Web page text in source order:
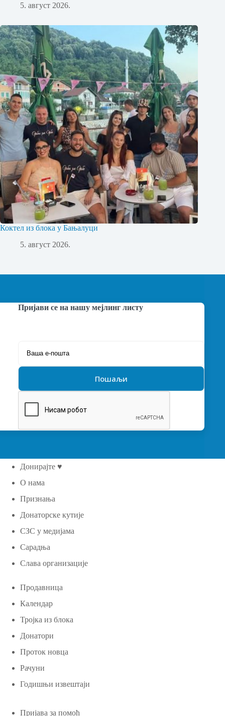
5. август 2026.
Коктел из блока у Бањалуци
5. август 2026.
Пријави се на нашу мејлинг листу
Донирајте ♥
О нама
Признања
Донаторске кутије
СЗС у медијама
Сарадња
Слава организације
Продавница
Календар
Тројка из блока
Донатори
Проток новца
Рачуни
Годишњи извештаји
Пријава за помоћ